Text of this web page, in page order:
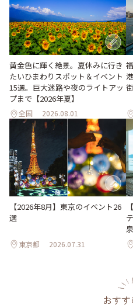
黄金色に輝く絶景。夏休みに行き
たいひまわりスポット＆イベント
15選。巨大迷路や夜のライトアッ
プまで【2026年夏】
全国 2026.08.01
【2026年8月】東京のイベント26
選
東京都 2026.07.31
おす